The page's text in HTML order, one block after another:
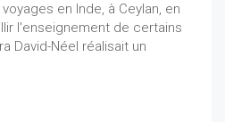
en Inde, à Ceylan, en
l'enseignement de certains
David-Néel réalisait un